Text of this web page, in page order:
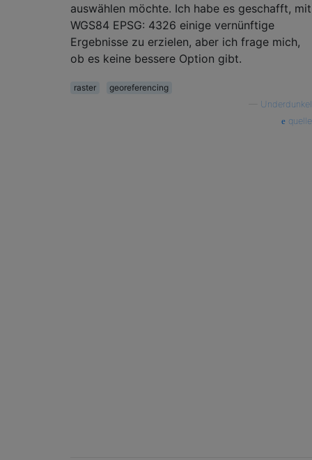
auswählen möchte. Ich habe es geschafft, mit
WGS84 EPSG: 4326 einige vernünftige
Ergebnisse zu erzielen, aber ich frage mich,
ob es keine bessere Option gibt.
raster
georeferencing
Underdunkel
quelle